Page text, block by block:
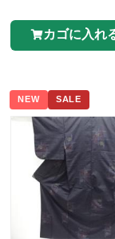
カゴに入れ
NEW SALE